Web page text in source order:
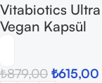
Vitabiotics
Vegan Kapsül
₺879,00 ₺615,00